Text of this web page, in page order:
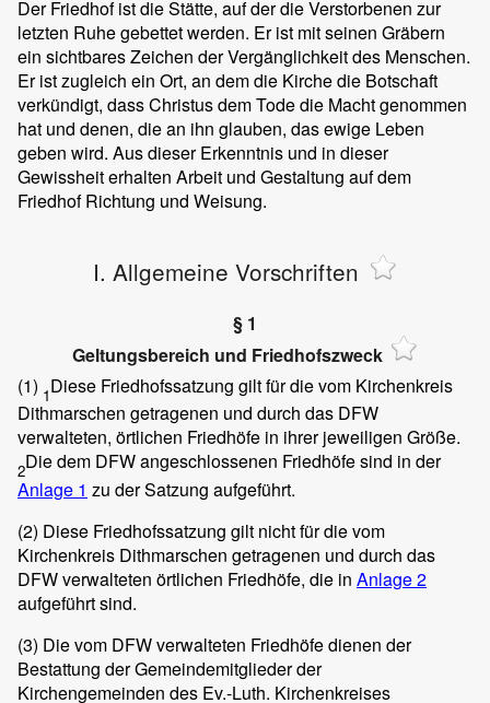
Der Friedhof ist die Stätte, auf der die Verstorbenen zur
letzten Ruhe gebettet werden. Er ist mit seinen Gräbern
ein sichtbares Zeichen der Vergänglichkeit des Menschen.
Er ist zugleich ein Ort, an dem die Kirche die Botschaft
verkündigt, dass Christus dem Tode die Macht genommen
hat und denen, die an ihn glauben, das ewige Leben
geben wird. Aus dieser Erkenntnis und in dieser
Gewissheit erhalten Arbeit und Gestaltung auf dem
Friedhof Richtung und Weisung.
I. Allgemeine Vorschriften
§ 1
Geltungsbereich und Friedhofszweck
(1) 1Diese Friedhofssatzung gilt für die vom Kirchenkreis
Dithmarschen getragenen und durch das DFW
verwalteten, örtlichen Friedhöfe in ihrer jeweiligen Größe.
2Die dem DFW angeschlossenen Friedhöfe sind in der
Anlage 1 zu der Satzung aufgeführt.
(2) Diese Friedhofssatzung gilt nicht für die vom
Kirchenkreis Dithmarschen getragenen und durch das
DFW verwalteten örtlichen Friedhöfe, die in Anlage 2
aufgeführt sind.
(3) Die vom DFW verwalteten Friedhöfe dienen der
Bestattung der Gemeindemitglieder der
Kirchengemeinden des Ev.-Luth. Kirchenkreises